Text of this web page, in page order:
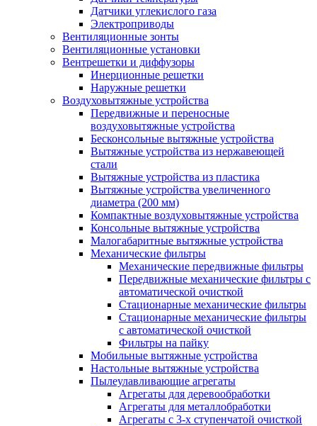
Датчики углекислого газа
Электроприводы
Вентиляционные зонты
Вентиляционные установки
Вентрешетки и диффузоры
Инерционные решетки
Наружные решетки
Воздуховытяжные устройства
Передвижные и переносные
воздуховытяжные устройства
Бесконсольные вытяжные устройства
Вытяжные устройства из нержавеющей
стали
Вытяжные устройства из пластика
Вытяжные устройства увеличенного
диаметра (200 мм)
Компактные воздуховытяжные устройства
Консольные вытяжные устройства
Малогабаритные вытяжные устройства
Механические фильтры
Механические передвижные фильтры
Передвижные механические фильтры с
автоматической очисткой
Стационарные механические фильтры
Стационарные механические фильтры
с автоматической очисткой
Фильтры на пайку
Мобильные вытяжные устройства
Настольные вытяжные устройства
Пылеулавливающие агрегаты
Агрегаты для деревообработки
Агрегаты для металлобработки
Агрегаты с 3-х ступенчатой очисткой